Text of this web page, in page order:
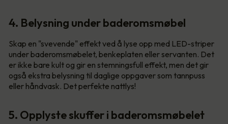
4. Belysning under baderomsmøbel
Skap en "svevende" effekt ved å lyse opp med LED-striper
under baderomsmøbelet, benkeplaten eller servanten. Det
er ikke bare kult og gir en stemningsfull effekt, men det gir
også ekstra belysning til daglige oppgaver som tannpuss
eller håndvask. Det perfekte nattlys!
5. Opplyste skuffer i baderomsmøbelet